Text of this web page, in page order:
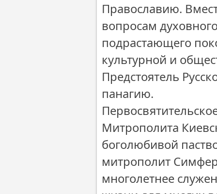
Православию.
вопросам
подрастающего
культурной и
Предстоятель
панагию.
Митрополита
боголюбивой
митрополит
многолетнее